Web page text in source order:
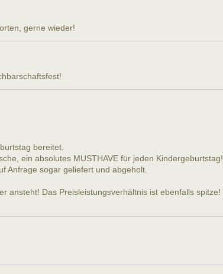
gerne wieder!
bereitet.
ein absolutes MUSTHAVE für jeden Kindergeburtstag!
Anfrage sogar geliefert und abgeholt.
ansteht! Das Preisleistungsverhältnis ist ebenfalls spitze!